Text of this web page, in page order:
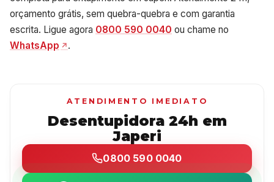
orçamento grátis, sem quebra-quebra e com garantia
escrita. Ligue agora 0800 590 0040 ou chame no
WhatsApp
.
ATENDIMENTO IMEDIATO
Desentupidora 24h em
Japeri
0800 590 0040